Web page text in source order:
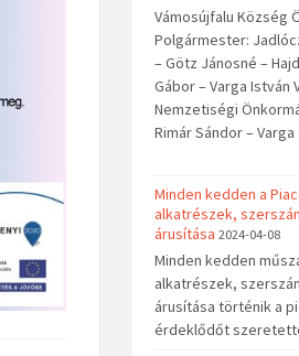
Vámosújfalu Község
Polgármester:
– Götz Jánosné –
Gábor – Varga István
Nemzetiségi
Rimár Sándor –
Minden kedden a
alkatrészek,
árusítása 2024-04-08
Minden kedden
alkatrészek,
árusítása történik a
érdeklődőt